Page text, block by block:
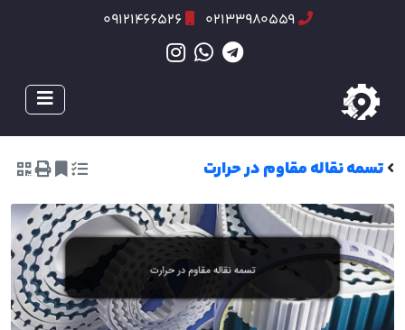
02133980559
09121466526
تسمه نقاله مقاوم در حرارت